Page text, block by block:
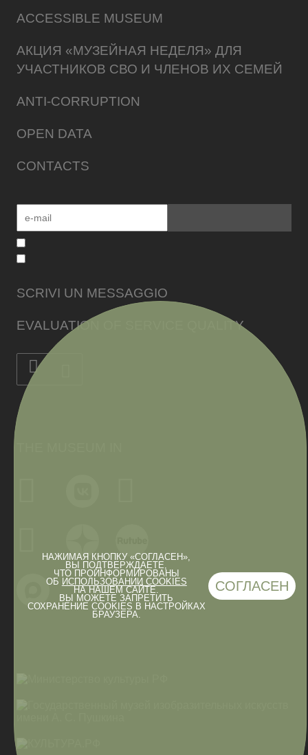
НАЖИМАЯ КНОПКУ «СОГЛАСЕН»,
ВЫ ПОДТВЕРЖДАЕТЕ,
ЧТО ПРОИНФОРМИРОВАНЫ
ОБ ИСПОЛЬЗОВАНИИ COOKIES
НА НАШЕМ САЙТЕ.
ВЫ МОЖЕТЕ ЗАПРЕТИТЬ
СОХРАНЕНИЕ COOKIES В НАСТРОЙКАХ
БРАУЗЕРА.
СОГЛАСЕН
ACCESSIBLE MUSEUM
АКЦИЯ «МУЗЕЙНАЯ НЕДЕЛЯ» ДЛЯ
УЧАСТНИКОВ СВО И ЧЛЕНОВ ИХ СЕМЕЙ
ANTI-CORRUPTION
OPEN DATA
CONTACTS
SCRIVI UN MESSAGGIO
EVALUATION OF SERVICE QUALITY